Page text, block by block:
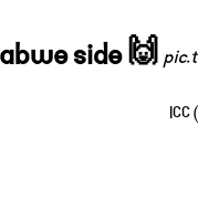
side 🙌